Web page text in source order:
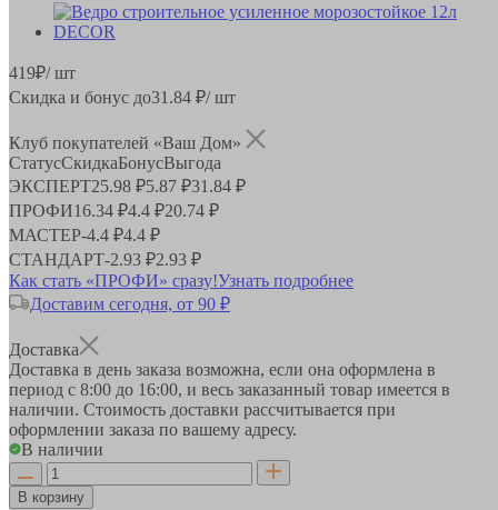
419₽/ шт
Скидка и бонус до31.84 ₽/ шт
Клуб покупателей «Ваш Дом»
СтатусСкидкаБонусВыгода
ЭКСПЕРТ25.98 ₽5.87 ₽31.84 ₽
ПРОФИ16.34 ₽4.4 ₽20.74 ₽
МАСТЕР-4.4 ₽4.4 ₽
СТАНДАРТ-2.93 ₽2.93 ₽
Как стать «ПРОФИ» сразу!Узнать подробнее
Доставим сегодня, от 90 ₽
Доставка
Доставка в день заказа возможна, если она оформлена в
период с 8:00 до 16:00, и весь заказанный товар имеется в
наличии. Стоимость доставки рассчитывается при
оформлении заказа по вашему адресу.
В наличии
В корзину